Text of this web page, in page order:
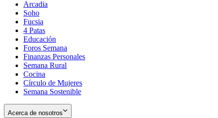
Arcadia
Soho
in
new
window
Fucsia
in
new
window
4 Patas
Educación
Foros Semana
Finanzas Personales
Semana Rural
Cocina
Círculo de Mujeres
Semana Sostenible
Acerca de nosotros